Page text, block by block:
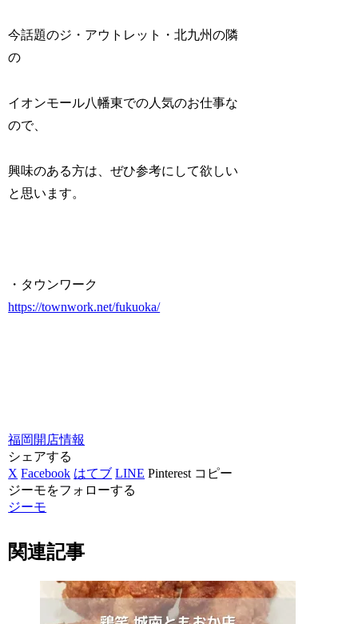
今話題のジ・アウトレット・北九州の隣
の
イオンモール八幡東での人気のお仕事な
ので、
興味のある方は、ぜひ参考にして欲しい
と思います。
・タウンワーク
https://townwork.net/fukuoka/
福岡 開店情報
シェアする
X Facebook はてブ LINE Pinterest コピー
ジーモをフォローする
ジーモ
関連記事